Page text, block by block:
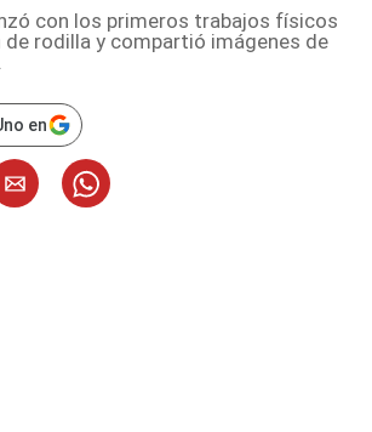
con los primeros trabajos físicos
rodilla y compartió imágenes de
en